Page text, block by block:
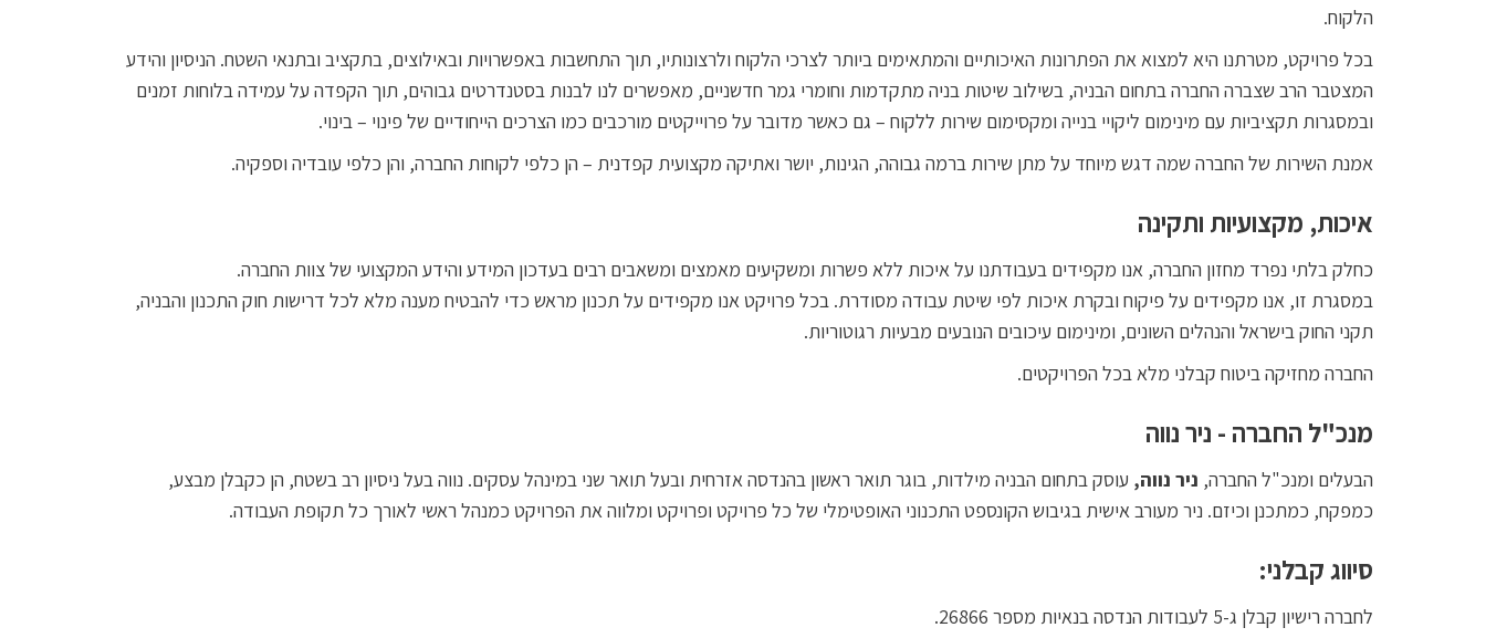
הלקוח.
בכל פרויקט, מטרתנו היא למצוא את הפתרונות האיכותיים והמתאימים ביותר לצרכי הלקוח ולרצונותיו, תוך התחשבות באפשרויות ובאילוצים, בתקציב ובתנאי השטח. הניסיון והידע
המצטבר הרב שצברה החברה בתחום הבניה, בשילוב שיטות בניה מתקדמות וחומרי גמר חדשניים, מאפשרים לנו לבנות בסטנדרטים גבוהים, תוך הקפדה על עמידה בלוחות זמנים
ובמסגרות תקציביות עם מינימום ליקויי בנייה ומקסימום שירות ללקוח – גם כאשר מדובר על פרוייקטים מורכבים כמו הצרכים הייחודיים של פינוי – בינוי.
אמנת השירות של החברה שמה דגש מיוחד על מתן שירות ברמה גבוהה, הגינות, יושר ואתיקה מקצועית קפדנית – הן כלפי לקוחות החברה, והן כלפי עובדיה וספקיה.
איכות, מקצועיות ותקינה
כחלק בלתי נפרד מחזון החברה, אנו מקפידים בעבודתנו על איכות ללא פשרות ומשקיעים מאמצים ומשאבים רבים בעדכון המידע והידע המקצועי של צוות החברה.
במסגרת זו, אנו מקפידים על פיקוח ובקרת איכות לפי שיטת עבודה מסודרת. בכל פרויקט אנו מקפידים על תכנון מראש כדי להבטיח מענה מלא לכל דרישות חוק התכנון והבניה,
תקני החוק בישראל והנהלים השונים, ומינימום עיכובים הנובעים מבעיות רגוטוריות.
החברה מחזיקה ביטוח קבלני מלא בכל הפרויקטים.
מנכ"ל החברה - ניר נווה
הבעלים ומנכ"ל החברה, ניר נווה, עוסק בתחום הבניה מילדות, בוגר תואר ראשון בהנדסה אזרחית ובעל תואר שני במינהל עסקים. נווה בעל ניסיון רב בשטח, הן כקבלן מבצע,
כמפקח, כמתכנן וכיזם. ניר מעורב אישית בגיבוש הקונספט התכנוני האופטימלי של כל פרויקט ופרויקט ומלווה את הפרויקט כמנהל ראשי לאורך כל תקופת העבודה.
סיווג קבלני:
לחברה רישיון קבלן ג-5 לעבודות הנדסה בנאיות מספר 26866.